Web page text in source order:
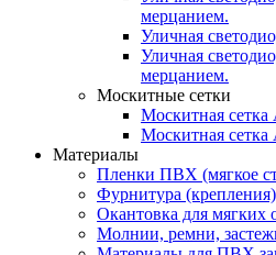
мерцанием.
Уличная
Уличная
мерцанием.
Москитные сетки
Москитная сетка
Москитная
Материалы
Пленки ПВХ (мягкое
Фурнитура (крепления)
Окантовка для мягких
Молнии, ремни,